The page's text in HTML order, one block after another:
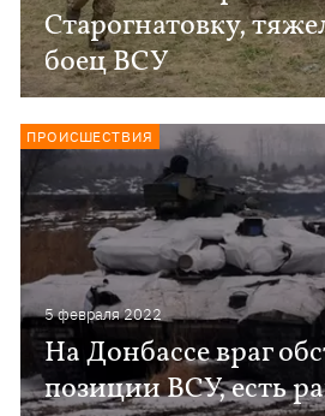
Старогнатовку,
боец ВСУ
5 февраля 2022
На Донбассе враг
позиции ВСУ, есть
ПРОИСШЕСТВИЯ